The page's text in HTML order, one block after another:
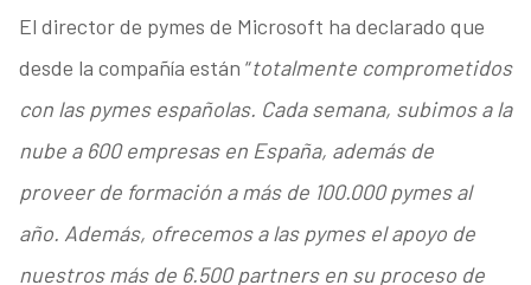
El director de pymes de Microsoft ha declarado que
desde la compañía están “totalmente comprometidos
con las pymes españolas. Cada semana, subimos a la
nube a 600 empresas en España, además de
proveer de formación a más de 100.000 pymes al
año. Además, ofrecemos a las pymes el apoyo de
nuestros más de 6.500 partners en su proceso de